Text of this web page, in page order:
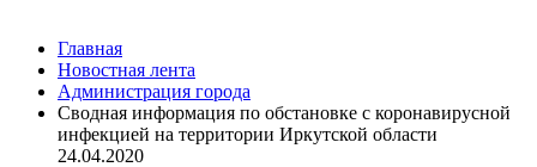
Главная
Новостная лента
Администрация города
Сводная информация по обстановке с коронавирусной
инфекцией на территории Иркутской области
24.04.2020